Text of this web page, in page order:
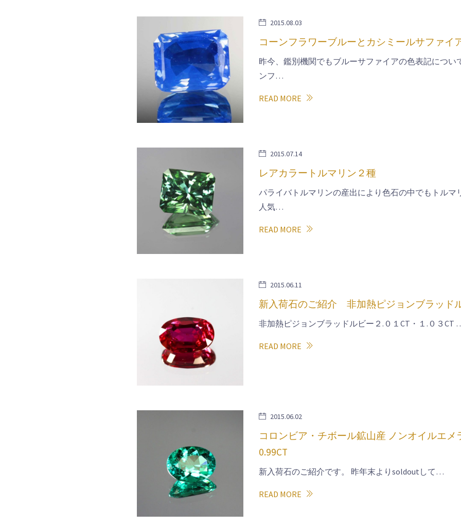
2015.08.03
コーンフラワーブルーとカシミールサファイ
昨今、鑑別機関でもブルーサファイアの色表記につい
ンフ…
READ MORE
2015.07.14
レアカラートルマリン２種
パライバトルマリンの産出により色石の中でもトルマ
人気…
READ MORE
2015.06.11
新入荷石のご紹介 非加熱ピジョンブラッド
非加熱ピジョンブラッドルビー２.０１CT・１.０３CT
READ MORE
2015.06.02
コロンビア・チボール鉱山産 ノンオイルエメ
0.99CT
新入荷石のご紹介です。 昨年末よりsoldoutして…
READ MORE